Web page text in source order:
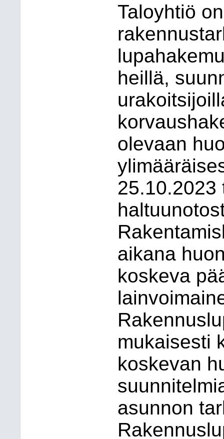
Taloyhtiö
heillä,
olevaan
25.10.2023
aikana
koskeva
mukaisesti
koskevan
asunnon